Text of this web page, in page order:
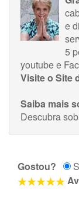
e
5
youtubee
Visite o Site
Saiba mais
Descubra
Gostou?